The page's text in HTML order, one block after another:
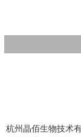
杭州晶佰生物技术